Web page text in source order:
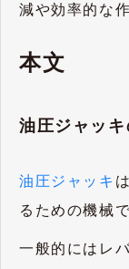
減や効率的な
本文
油圧ジャッ
油圧ジャッキ
るための機械で
一般的にはレ